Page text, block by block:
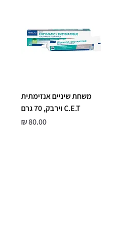
משחת שיניים אנזימתית
C.E.T וירבק, 70 גרם
Price
80.00 ₪